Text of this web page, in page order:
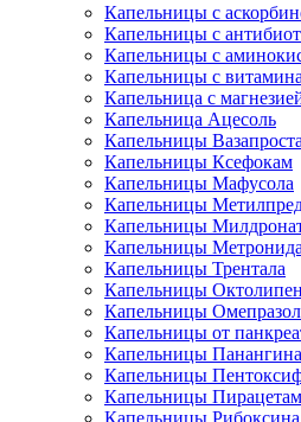
Капельницы с
Капельницы с
Капельницы с
Капельницы с
Капельница с
Капельница Ацесоль
Капельницы
Капельницы Ксефокам
Капельницы Мафусола
Капельницы
Капельницы
Капельницы
Капельницы Трентала
Капельницы
Капельницы
Капельницы от
Капельницы Панангина
Капельницы
Капельницы
Капельницы Рибоксина